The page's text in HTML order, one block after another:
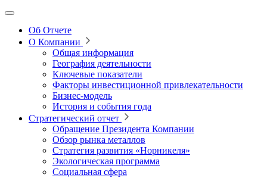
Об Отчете
О Компании
Общая информация
География деятельности
Ключевые показатели
Факторы инвестиционной привлекательности
Бизнес-модель
История и события года
Стратегический отчет
Обращение Президента Компании
Обзор рынка металлов
Стратегия развития «Норникеля»
Экологическая программа
Социальная сфера